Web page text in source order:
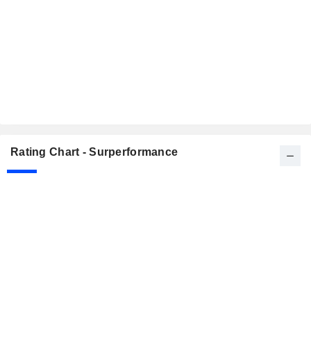
Rating Chart - Surperformance